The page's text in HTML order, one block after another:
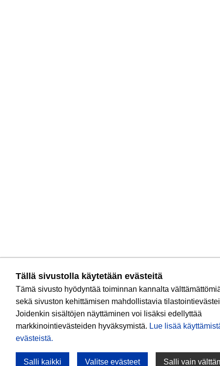
Tällä sivustolla käytetään evästeitä
Tämä sivusto hyödyntää toiminnan kannalta
sekä sivuston kehittämisen mahdollistavia
Joidenkin sisältöjen näyttäminen voi lisäksi edellyttää
markkinointievästeiden hyväksymistä. Lue lisää
evästeistä.​​​​​​
Salli kaikki Salli vain
Valitse evästeet